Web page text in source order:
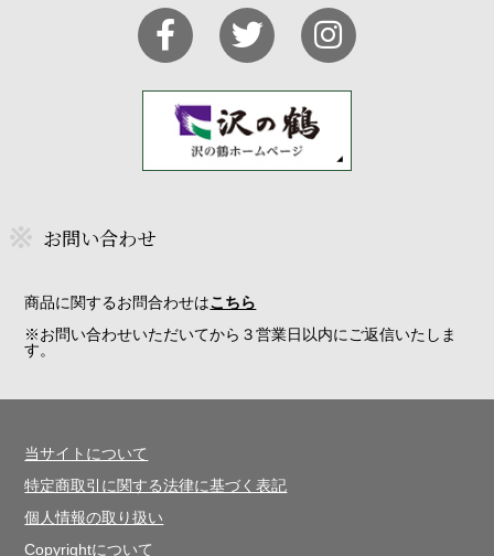
お問い合わせ
商品に関するお問合わせはこちら
※お問い合わせいただいてから３営業日以内にご返信いたしま
す。
当サイトについて
特定商取引に関する法律に基づく表記
個人情報の取り扱い
Copyrightについて